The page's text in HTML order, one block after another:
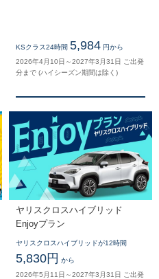
KSクラス24時間 5,984 円から
2026年4月10日～2027年3月31日 ご出発
分まで (ハイシーズン期間は除く)
ヤリスクロスハイブリッド
Enjoyプラン
ヤリスクロスハイブリッドが12時間
5,830円 から
2026年5月11日～2027年3月31日 ご出発